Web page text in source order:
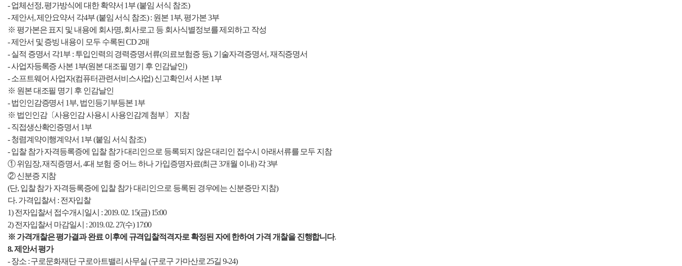
- 업체선정, 평가방식에 대한 확약서 1부 (붙임 서식 참조)
- 제안서, 제안요약서 각4부 (붙임 서식 참조) : 원본 1부, 평가본 3부
※ 평가본은 표지 및 내용에 회사명, 회사로고 등 회사식별정보를 제외하고 작성
- 제안서 및 증빙 내용이 모두 수록된 CD 2매
- 실적 증명서 각1부 : 투입인력의 경력증명서류(의료보험증 등), 기술자격증명서, 재직증명서
- 사업자등록증 사본 1부(원본 대조필 명기 후 인감날인)
- 소프트웨어 사업자(컴퓨터관련서비스사업) 신고확인서 사본 1부
※ 원본 대조필 명기 후 인감날인
- 법인인감증명서 1부, 법인등기부등본 1부
※ 법인인감〔사용인감 사용시 사용인감계 첨부〕 지참
- 직접생산확인증명서 1부
- 청렴계약이행계약서 1부 (붙임 서식 참조)
- 입찰 참가 자격등록증에 입찰 참가 대리인으로 등록되지 않은 대리인 접수시 아래서류를 모두 지참
① 위임장, 재직증명서, 4대 보험 중 어느 하나 가입증명자료(최근 3개월 이내) 각 3부
② 신분증 지참
(단, 입찰 참가 자격등록증에 입찰 참가 대리인으로 등록된 경우에는 신분증만 지참)
다. 가격입찰서 : 전자입찰
1) 전자입찰서 접수개시일시 : 2019. 02. 15(금) 15:00
2) 전자입찰서 마감일시 : 2019. 02. 27(수) 17:00
※ 가격개찰은 평가결과 완료 이후에 규격입찰적격자로 확정된 자에 한하여 가격 개찰을 진행합니다.
8. 제안서 평가
- 장소 : 구로문화재단 구로아트밸리 사무실(구로구 가마산로 25길 9-24)